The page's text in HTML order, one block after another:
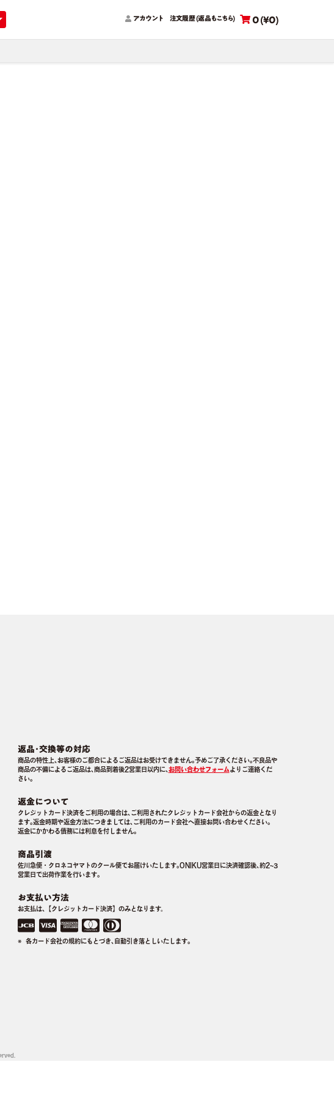
dropdown アカウント 注文履歴 (返品もこちら) 0 (¥0)
返品･交換等の対応
商品の特性上､お客様のご都合によるご返品はお受けできません｡予めご了承ください｡不良品や
商品の不備によるご返品は､商品到着後2営業日以内に､ お問い合わせフォーム よりご連絡くだ
さい｡
返金について
クレジットカード決済をご利用の場合は､ご利用されたクレジットカード会社からの返金となり
ます｡返金時期や返金方法につきましては､ご利用のカード会社へ直接お問い合わせください｡
返金にかかわる債務には利息を付しません｡
商品引渡
佐川急便・クロネコヤマトのクール便でお届けいたします｡ONIKU営業日に決済確認後､約2~3
営業日で出荷作業を行います｡
お支払い方法
お支払は､【クレジットカード決済】のみとなります。
各カード会社の規約にもとづき､自動引き落としいたします｡